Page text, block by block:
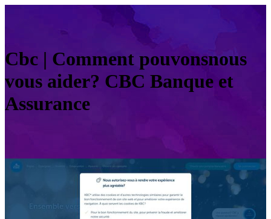
Cbc | Comment pouvonsnous
vous aider? CBC Banque et
Assurance